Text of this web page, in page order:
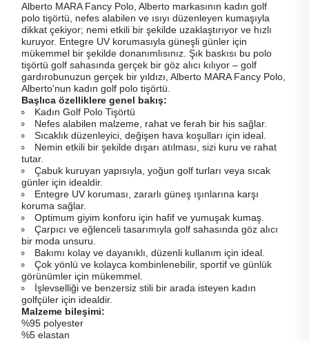
Alberto MARA Fancy Polo, Alberto markasının kadın golf
polo tişörtü, nefes alabilen ve ısıyı düzenleyen kumaşıyla
dikkat çekiyor; nemi etkili bir şekilde uzaklaştırıyor ve hızlı
kuruyor. Entegre UV korumasıyla güneşli günler için
mükemmel bir şekilde donanımlısınız. Şık baskısı bu polo
tişörtü golf sahasında gerçek bir göz alıcı kılıyor – golf
gardırobunuzun gerçek bir yıldızı, Alberto MARA Fancy Polo,
Alberto'nun kadın golf polo tişörtü.
Başlıca özelliklere genel bakış:
Kadın Golf Polo Tişörtü
Nefes alabilen malzeme, rahat ve ferah bir his sağlar.
Sıcaklık düzenleyici, değişen hava koşulları için ideal.
Nemin etkili bir şekilde dışarı atılması, sizi kuru ve rahat
tutar.
Çabuk kuruyan yapısıyla, yoğun golf turları veya sıcak
günler için idealdir.
Entegre UV koruması, zararlı güneş ışınlarına karşı
koruma sağlar.
Optimum giyim konforu için hafif ve yumuşak kumaş.
Çarpıcı ve eğlenceli tasarımıyla golf sahasında göz alıcı
bir moda unsuru.
Bakımı kolay ve dayanıklı, düzenli kullanım için ideal.
Çok yönlü ve kolayca kombinlenebilir, sportif ve günlük
görünümler için mükemmel.
İşlevselliği ve benzersiz stili bir arada isteyen kadın
golfçüler için idealdir.
Malzeme bileşimi:
%95 polyester
%5 elastan